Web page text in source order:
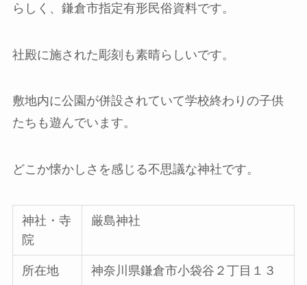
らしく、鎌倉市指定有形民俗資料です。
社殿に施された彫刻も素晴らしいです。
敷地内に公園が併設されていて学校終わりの子供
たちも遊んでいます。
どこか懐かしさを感じる不思議な神社です。
神社・寺
院
厳島神社
所在地
神奈川県鎌倉市小袋谷２丁目１３